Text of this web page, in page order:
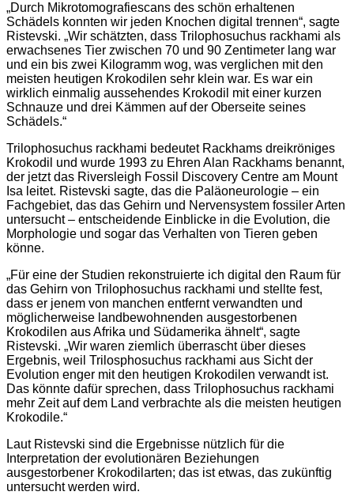
„Durch Mikrotomografiescans des schön erhaltenen
Schädels konnten wir jeden Knochen digital trennen“, sagte
Ristevski. „Wir schätzten, dass Trilophosuchus rackhami als
erwachsenes Tier zwischen 70 und 90 Zentimeter lang war
und ein bis zwei Kilogramm wog, was verglichen mit den
meisten heutigen Krokodilen sehr klein war. Es war ein
wirklich einmalig aussehendes Krokodil mit einer kurzen
Schnauze und drei Kämmen auf der Oberseite seines
Schädels.“
Trilophosuchus rackhami bedeutet Rackhams dreikröniges
Krokodil und wurde 1993 zu Ehren Alan Rackhams benannt,
der jetzt das Riversleigh Fossil Discovery Centre am Mount
Isa leitet. Ristevski sagte, das die Paläoneurologie – ein
Fachgebiet, das das Gehirn und Nervensystem fossiler Arten
untersucht – entscheidende Einblicke in die Evolution, die
Morphologie und sogar das Verhalten von Tieren geben
könne.
„Für eine der Studien rekonstruierte ich digital den Raum für
das Gehirn von Trilophosuchus rackhami und stellte fest,
dass er jenem von manchen entfernt verwandten und
möglicherweise landbewohnenden ausgestorbenen
Krokodilen aus Afrika und Südamerika ähnelt“, sagte
Ristevski. „Wir waren ziemlich überrascht über dieses
Ergebnis, weil Trilosphosuchus rackhami aus Sicht der
Evolution enger mit den heutigen Krokodilen verwandt ist.
Das könnte dafür sprechen, dass Trilophosuchus rackhami
mehr Zeit auf dem Land verbrachte als die meisten heutigen
Krokodile.“
Laut Ristevski sind die Ergebnisse nützlich für die
Interpretation der evolutionären Beziehungen
ausgestorbener Krokodilarten; das ist etwas, das zukünftig
untersucht werden wird.